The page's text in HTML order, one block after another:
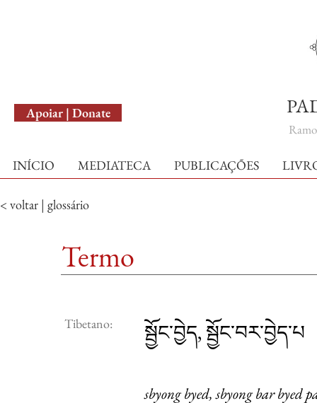
Apoiar | Donate
INÍCIO MEDIATECA PUBLICAÇÕES
< voltar | glossário
Termo
Tibetano: སྦྱོང་བྱེད, སྦྱོང་བར་བྱེད་པ
sbyong byed, sbyong bar byed